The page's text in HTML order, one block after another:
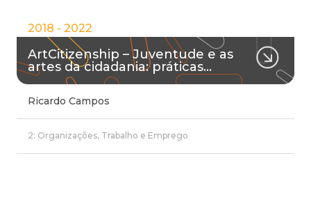
2018 - 2022
ArtCitizenship – Juventude e as
artes da cidadania: práticas…
Ricardo Campos
2: Organizações, Trabalho e Emprego